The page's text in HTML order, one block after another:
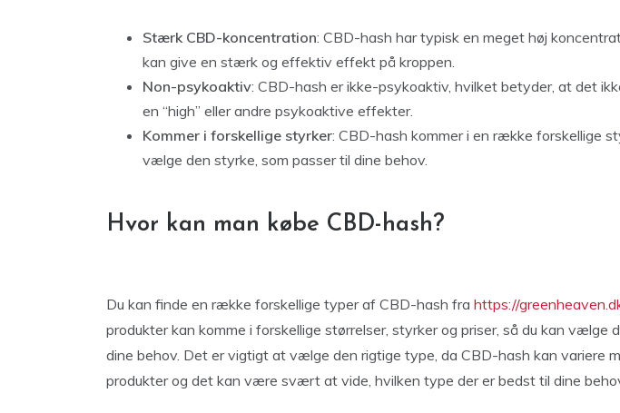
Stærk CBD-koncentration: CBD-hash har typisk en meget høj
kan give en stærk og effektiv effekt på kroppen.
Non-psykoaktiv: CBD-hash er ikke-psykoaktiv, hvilket betyder, at det
en “high” eller andre psykoaktive effekter.
Kommer i forskellige styrker: CBD-hash kommer i en række forskellige
vælge den styrke, som passer til dine behov.
Hvor kan man købe CBD-hash?
Du kan finde en række forskellige typer af CBD-hash fra https://
produkter kan komme i forskellige størrelser, styrker og priser, så du kan vælge
dine behov. Det er vigtigt at vælge den rigtige type, da CBD-hash kan variere
produkter og det kan være svært at vide, hvilken type der er bedst til dine